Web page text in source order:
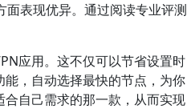
表现优异。通过阅读专业评测
应用。这不仅可以节省设置时
，自动选择最快的节点，为你
自己需求的那一款，从而实现